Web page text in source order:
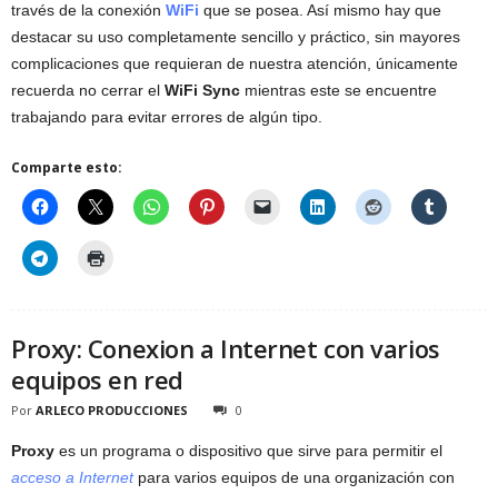
través de la conexión WiFi que se posea. Así mismo hay que
destacar su uso completamente sencillo y práctico, sin mayores
complicaciones que requieran de nuestra atención, únicamente
recuerda no cerrar el WiFi Sync mientras este se encuentre
trabajando para evitar errores de algún tipo.
Comparte esto:
Proxy: Conexion a Internet con varios
equipos en red
Por ARLECO PRODUCCIONES 0
Proxy es un programa o dispositivo que sirve para permitir el
acceso a Internetpara varios equipos de una organización con